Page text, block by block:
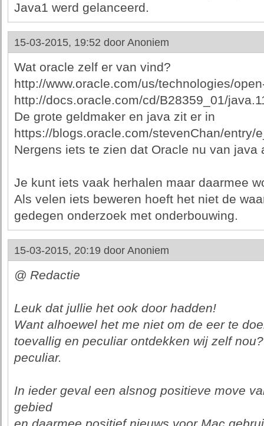
Java1 werd gelanceerd.
15-03-2015, 19:52 door Anoniem
Wat oracle zelf er van vind?
http://www.oracle.com/us/technologies/
http://docs.oracle.com/cd/B28359_01/
De grote geldmaker en java zit er in
https://blogs.oracle.com/stevenChan/
Nergens iets te zien dat Oracle nu van java
Je kunt iets vaak herhalen maar daarmee
Als velen iets beweren hoeft het niet de
gedegen onderzoek met onderbouwing.
15-03-2015, 20:19 door Anoniem
@ Redactie
Leuk dat jullie het ook door hadden!
Want alhoewel het me niet om de eer te
toevallig en peculiar ontdekken wij zelf
peculiar.
In ieder geval een alsnog positieve move
gebied